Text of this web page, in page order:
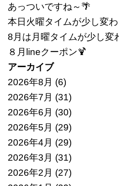
あっついですね～🌴
本日火曜タイムが少し変
8月は月曜タイムが少し変
８月lineクーポン🍹
アーカイブ
2026年8月 (6)
2026年7月 (31)
2026年6月 (30)
2026年5月 (29)
2026年4月 (29)
2026年3月 (31)
2026年2月 (27)